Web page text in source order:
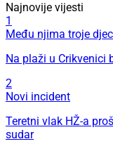
Najnovije vijesti
1
Među njima troje
Na plaži u Crikvenici
2
Novi incident
Teretni vlak HŽ-a
sudar